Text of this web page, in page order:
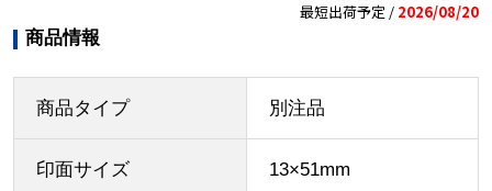
最短出荷予定 / 2026/08/20
商品情報
商品タイプ 別注品
印面サイズ 13×51mm